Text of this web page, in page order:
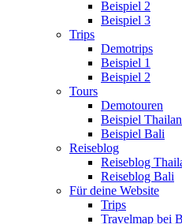
Beispiel 2
Beispiel 3
Trips
Demotrips
Beispiel 1
Beispiel 2
Tours
Demotouren
Beispiel
Beispiel Bali
Reiseblog
Reiseblog
Reiseblog Bali
Für deine Website
Trips
Travelmap bei